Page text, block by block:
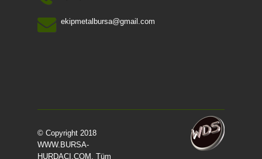
ekipmetalbursa@gmail.com
© Copyright 2018
WWW.BURSA-
HURDACI.COM . Tüm